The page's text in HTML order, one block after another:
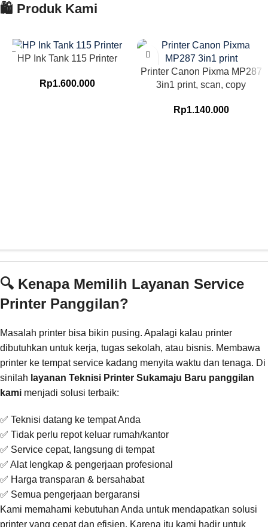
🛍️ Produk Kami
HP Ink Tank 115 Printer
Rp1.600.000
Printer Canon Pixma MP287
3in1 print, scan, copy
Rp1.140.000
🔍 Kenapa Memilih Layanan Service
Printer Panggilan?
Masalah printer bisa bikin pusing. Apalagi kalau printer
dibutuhkan untuk kerja, tugas sekolah, atau bisnis. Membawa
printer ke tempat service kadang menyita waktu dan tenaga. Di
sinilah layanan Teknisi Printer Sukamaju Baru panggilan
kami menjadi solusi terbaik:
✅ Teknisi datang ke tempat Anda
✅ Tidak perlu repot keluar rumah/kantor
✅ Service cepat, langsung di tempat
✅ Alat lengkap & pengerjaan profesional
✅ Harga transparan & bersahabat
✅ Semua pengerjaan bergaransi
Kami memahami kebutuhan Anda untuk mendapatkan solusi
printer yang cepat dan efisien. Karena itu kami hadir untuk